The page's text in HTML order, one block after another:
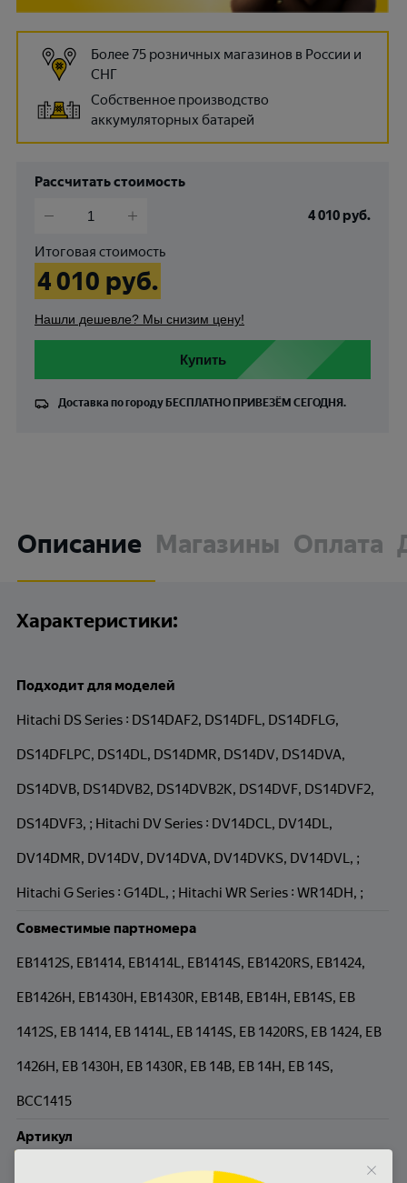
Более 75 розничных магазинов в России и
СНГ
Собственное производство
аккумуляторных батарей
Рассчитать стоимость
4 010 руб.
Итоговая стоимость
4 010 руб.
Нашли дешевле? Мы снизим цену!
Купить
Доставка по городу БЕСПЛАТНО ПРИВЕЗЁМ СЕГОДНЯ.
Описание Магазины Оплата
Характеристики:
Подходит для моделей
Hitachi DS Series : DS14DAF2, DS14DFL, DS14DFLG,
DS14DFLPC, DS14DL, DS14DMR, DS14DV, DS14DVA,
DS14DVB, DS14DVB2, DS14DVB2K, DS14DVF, DS14DVF2,
DS14DVF3, ; Hitachi DV Series : DV14DCL, DV14DL,
DV14DMR, DV14DV, DV14DVA, DV14DVKS, DV14DVL, ;
Hitachi G Series : G14DL, ; Hitachi WR Series : WR14DH, ;
Совместимые партномера
EB1412S, EB1414, EB1414L, EB1414S, EB1420RS, EB1424,
EB1426H, EB1430H, EB1430R, EB14B, EB14H, EB14S, EB
1412S, EB 1414, EB 1414L, EB 1414S, EB 1420RS, EB 1424, EB
1426H, EB 1430H, EB 1430R, EB 14B, EB 14H, EB 14S,
BCC1415
Артикул